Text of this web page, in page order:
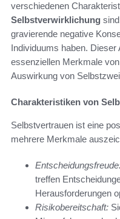
verschiedenen
Selbstverwirklichung
gravierende negative
Individuums haben. Dieser
essenziellen Merkmale
Auswirkung von
Charakteristiken von
Selbstvertrauen ist eine
mehrere Merkmale
treffen
Herausforderungen
Risikobereitschaft: